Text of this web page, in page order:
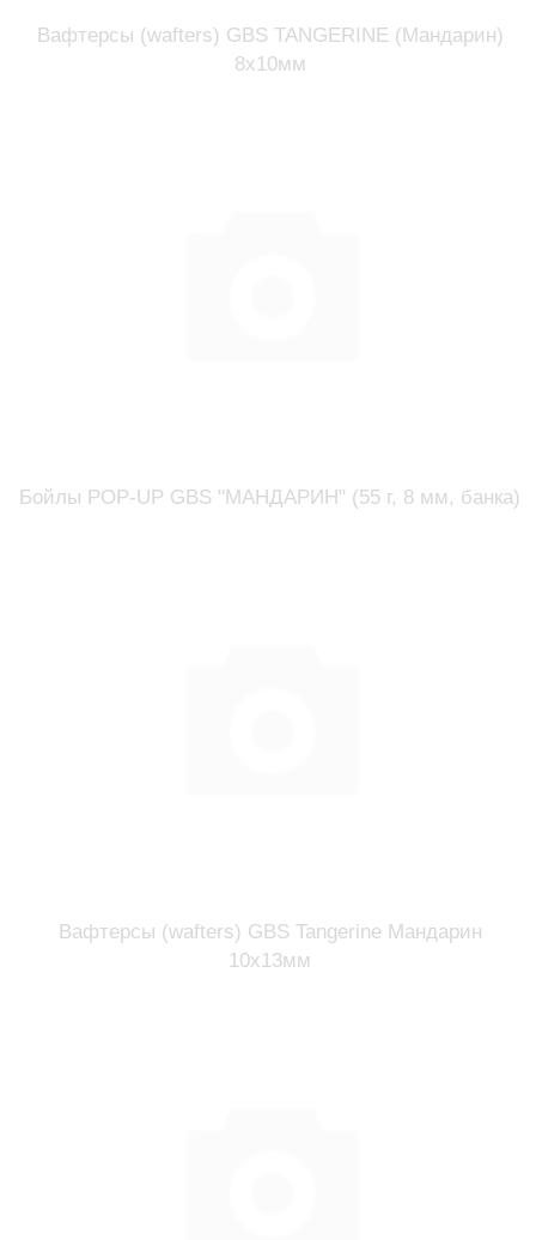
Вафтерсы (wafters) GBS TANGERINE (Мандарин)
8x10мм
Бойлы POP-UP GBS "МАНДАРИН" (55 г, 8 мм, банка)
Вафтерсы (wafters) GBS Tangerine Мандарин
10x13мм